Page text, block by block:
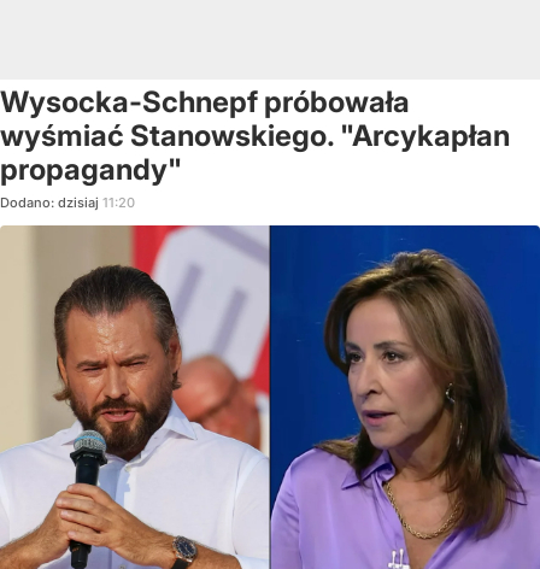
Wysocka-Schnepf próbowała
wyśmiać Stanowskiego. "Arcykapłan
propagandy"
Dodano: dzisiaj 11:20